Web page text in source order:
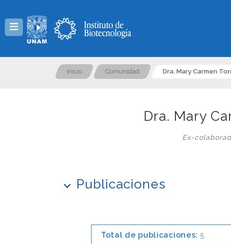
Inicio Comunidad Dra. Mary Carmen
Dra. Mary
Ex-
Publicaciones
Total de publicaciones: 5